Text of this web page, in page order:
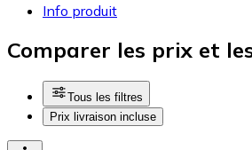
Info produit
Comparer les prix et
Tous les filtres
Prix livraison incluse